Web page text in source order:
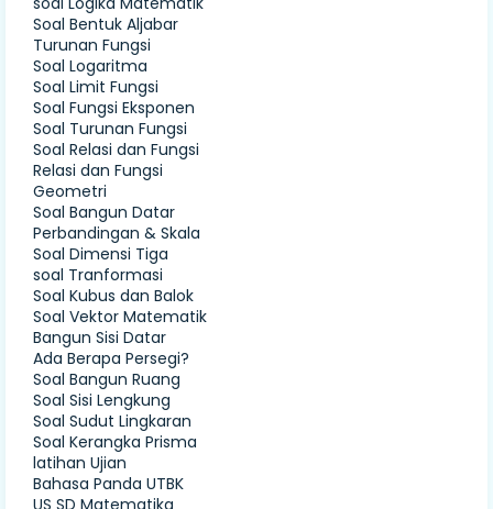
Soal Bentuk Aljabar
Turunan Fungsi
Soal Logaritma
Soal Limit Fungsi
Soal Fungsi Eksponen
Soal Turunan Fungsi
Soal Relasi dan Fungsi
Relasi dan Fungsi
Geometri
Soal Bangun Datar
Perbandingan & Skala
Soal Dimensi Tiga
soal Tranformasi
Soal Kubus dan Balok
Soal Vektor Matematik
Bangun Sisi Datar
Ada Berapa Persegi?
Soal Bangun Ruang
Soal Sisi Lengkung
Soal Sudut Lingkaran
Soal Kerangka Prisma
latihan Ujian
Bahasa Panda UTBK
US SD Matematika